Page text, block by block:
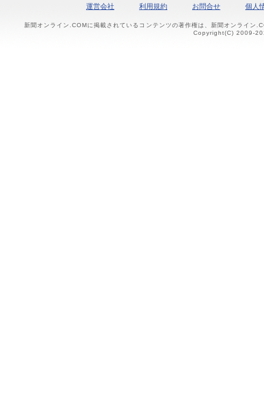
運営会社 利用規約 お問合せ 個人
新聞オンライン.COMに掲載されているコンテンツの著作権は、新聞オンライン
Copyright(C) 2009-